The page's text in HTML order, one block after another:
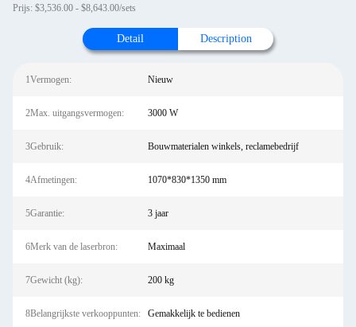
Prijs: $3,536.00 - $8,643.00/sets
Detail Description
1Vermogen: Nieuw
2Max. uitgangsvermogen: 3000 W
3Gebruik: Bouwmaterialen winkels, reclamebedrijf
4Afmetingen: 1070*830*1350 mm
5Garantie: 3 jaar
6Merk van de laserbron: Maximaal
7Gewicht (kg): 200 kg
8Belangrijkste verkooppunten: Gemakkelijk te bedienen